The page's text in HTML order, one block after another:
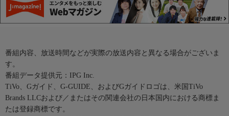
番組内容、放送時間などが実際の放送内容と異なる場合がございま
す。
番組データ提供元：IPG Inc.
TiVo、Gガイド、G-GUIDE、およびGガイドロゴは、米国TiVo
Brands LLCおよび／またはその関連会社の日本国内における商標ま
たは登録商標です。